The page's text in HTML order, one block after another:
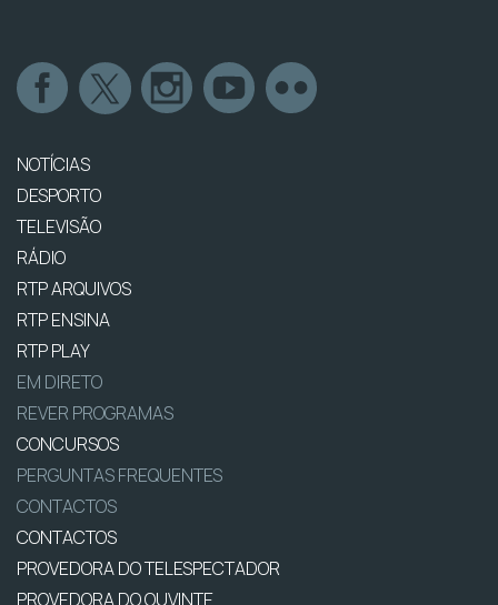
NOTÍCIAS
DESPORTO
TELEVISÃO
RÁDIO
RTP ARQUIVOS
RTP ENSINA
RTP PLAY
EM DIRETO
REVER PROGRAMAS
CONCURSOS
PERGUNTAS FREQUENTES
CONTACTOS
CONTACTOS
PROVEDORA DO TELESPECTADOR
PROVEDORA DO OUVINTE